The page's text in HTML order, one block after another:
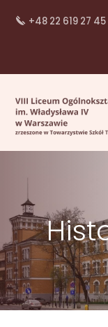
+48 22 619 27 45